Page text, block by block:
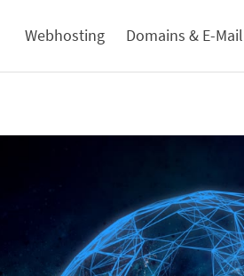
Webhosting Domains & E-Mail